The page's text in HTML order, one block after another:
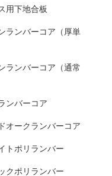
用下地合板
ランバーコア（厚単
ランバーコア（通常
ンバーコア
オークランバーコア
トポリランバー
クポリランバー